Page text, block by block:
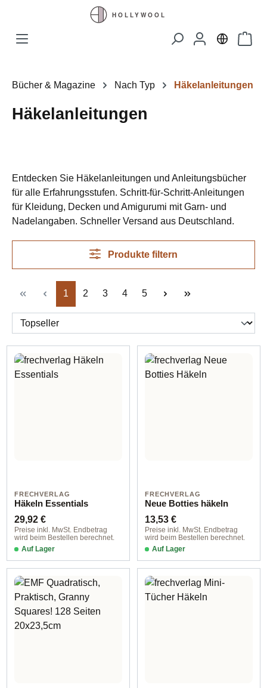
Zum Hauptinhalt springen
Bücher & Magazine Nach Typ Häkelanleitungen
Häkelanleitungen
Entdecken Sie Häkelanleitungen und Anleitungsbücher
für alle Erfahrungsstufen. Schritt-für-Schritt-Anleitungen
für Kleidung, Decken und Amigurumi mit Garn- und
Nadelangaben. Schneller Versand aus Deutschland.
Produkte filtern
Seite
1 Seite
2 Seite
3 Seite
4 Seite
5
FRECHVERLAG
Häkeln Essentials
Regulärer Preis:
29,92 €
Preise inkl. MwSt. Endbetrag
wird beim Bestellen berechnet.
Auf Lager
FRECHVERLAG
Neue Botties häkeln
Regulärer Preis:
13,53 €
Preise inkl. MwSt. Endbetrag
wird beim Bestellen berechnet.
Auf Lager